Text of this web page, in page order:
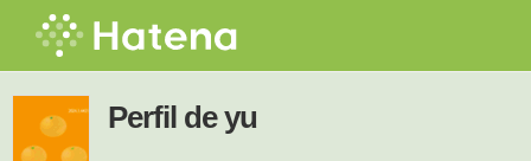
Perfil de yu